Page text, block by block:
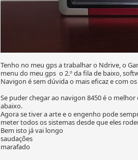
Tenho no meu gps a trabalhar o Ndrive, o
menu do meu gps o 2.º da fila de baixo,
Navigon é sem dúvida o mais eficaz e com
Se puder chegar ao navigon 8450 é o
abaixo.
Agora se tiver a arte e o engenho pode
meter todos os sistemas desde que eles
Bem isto já vai longo
saudações
marafado